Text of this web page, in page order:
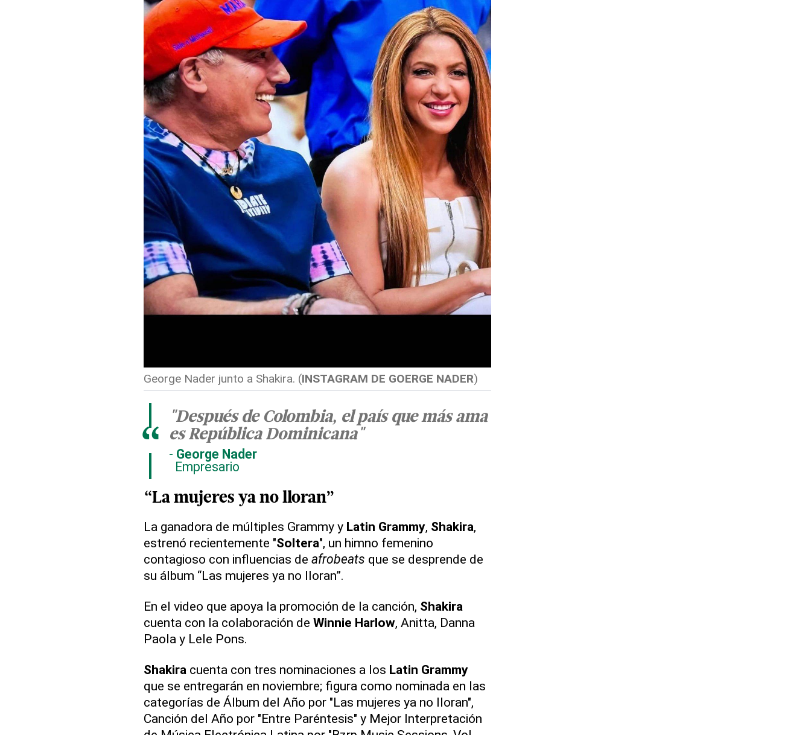
George Nader junto a Shakira. (INSTAGRAM DE GOERGE NADER)
"Después de Colombia, el país que más ama
es República Dominicana"
George Nader
Empresario
“
“La mujeres ya no lloran”
La ganadora de múltiples Grammy y Latin Grammy, Shakira,
estrenó recientemente "Soltera", un himno femenino
contagioso con influencias de afrobeats que se desprende de
su álbum “Las mujeres ya no lloran”.
En el video que apoya la promoción de la canción, Shakira
cuenta con la colaboración de Winnie Harlow, Anitta, Danna
Paola y Lele Pons.
Shakiracuenta con tres nominaciones a los Latin Grammy
que se entregarán en noviembre; figura como nominada en las
categorías de Álbum del Año por "Las mujeres ya no lloran",
Canción del Año por "Entre Paréntesis" y Mejor Interpretación